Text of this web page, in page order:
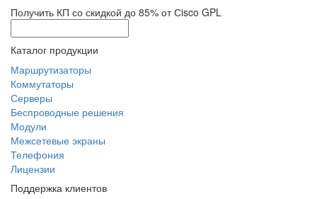
Получить КП со скидкой до 85% от Сisco GPL
Каталог продукции
Маршрутизаторы
Коммутаторы
Серверы
Беспроводные решения
Модули
Межсетевые экраны
Телефония
Лицензии
Поддержка клиентов